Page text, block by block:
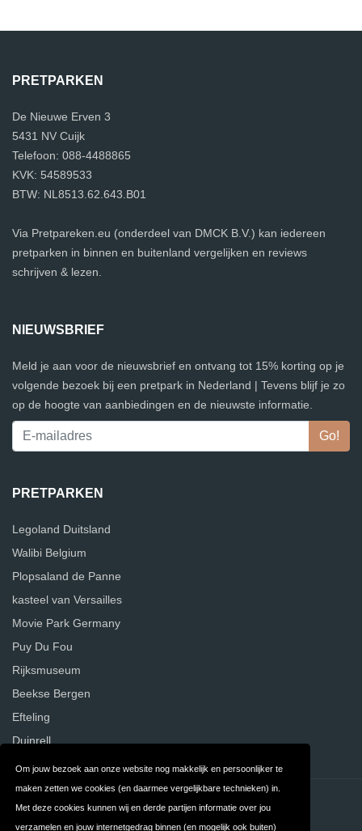
Om jouw bezoek aan onze website nog makkelijk en persoonlijker te
maken zetten we cookies (en daarmee vergelijkbare technieken) in.
Met deze cookies kunnen wij en derde partijen informatie over jou
verzamelen en jouw internetgedrag binnen (en mogelijk ook buiten)
PRETPARKEN
De Nieuwe Erven 3
5431 NV Cuijk
Telefoon: 088-4488865
KVK: 54589533
BTW: NL8513.62.643.B01
Via Pretpareken.eu (onderdeel van DMCK B.V.) kan iedereen
pretparken in binnen en buitenland vergelijken en reviews
schrijven & lezen.
NIEUWSBRIEF
Meld je aan voor de nieuwsbrief en ontvang tot 15% korting op je
volgende bezoek bij een pretpark in Nederland | Tevens blijf je zo
op de hoogte van aanbiedingen en de nieuwste informatie.
PRETPARKEN
Legoland Duitsland
Walibi Belgium
Plopsaland de Panne
kasteel van Versailles
Movie Park Germany
Puy Du Fou
Rijksmuseum
Beekse Bergen
Efteling
Duinrell
Contact Privacy